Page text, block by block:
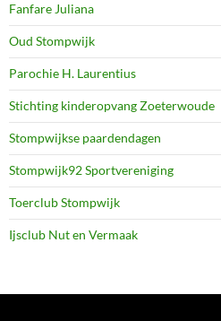
Fanfare Juliana
Oud Stompwijk
Parochie H. Laurentius
Stichting kinderopvang Zoeterwoude
Stompwijkse paardendagen
Stompwijk92 Sportvereniging
Toerclub Stompwijk
Ijsclub Nut en Vermaak